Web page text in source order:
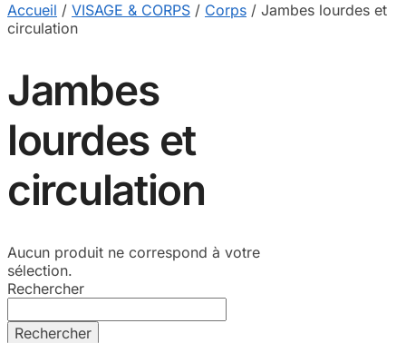
Accueil / VISAGE & CORPS / Corps / Jambes lourdes et
circulation
Jambes
lourdes et
circulation
Aucun produit ne correspond à votre
sélection.
Rechercher
Rechercher